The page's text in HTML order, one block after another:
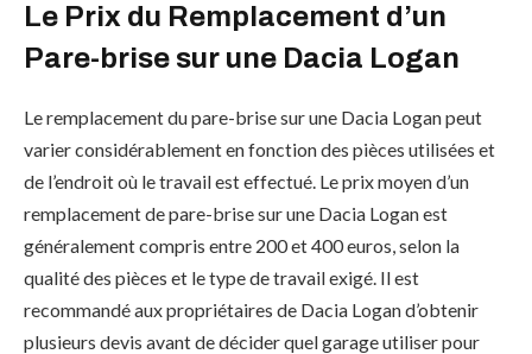
Le Prix du Remplacement d’un
Pare-brise sur une Dacia Logan
Le remplacement du pare-brise sur une Dacia Logan peut
varier considérablement en fonction des pièces utilisées et
de l’endroit où le travail est effectué. Le prix moyen d’un
remplacement de pare-brise sur une Dacia Logan est
généralement compris entre 200 et 400 euros, selon la
qualité des pièces et le type de travail exigé. Il est
recommandé aux propriétaires de Dacia Logan d’obtenir
plusieurs devis avant de décider quel garage utiliser pour